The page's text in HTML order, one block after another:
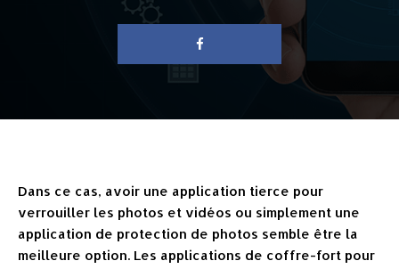
Dans ce cas, avoir une application tierce pour
verrouiller les photos et vidéos ou simplement une
application de protection de photos semble être la
meilleure option. Les applications de coffre-fort pour